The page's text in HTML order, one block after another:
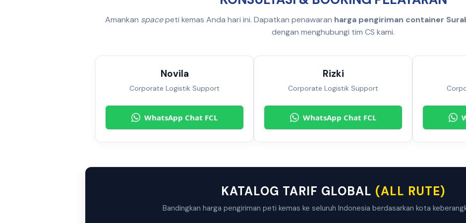
Amankan spacepeti kemas Anda hari ini. Dapatkan penawaran harga pengiriman container
dengan menghubungi tim CS kami.
Novila
Corporate Logistik Support
WhatsApp Chat FCL
Rizki
Corporate Logistik Support
WhatsApp Chat FCL
KATALOG TARIF GLOBAL (ALL RUTE)
Bandingkan harga pengiriman peti kemas ke seluruh Indonesia berdasarkan kota